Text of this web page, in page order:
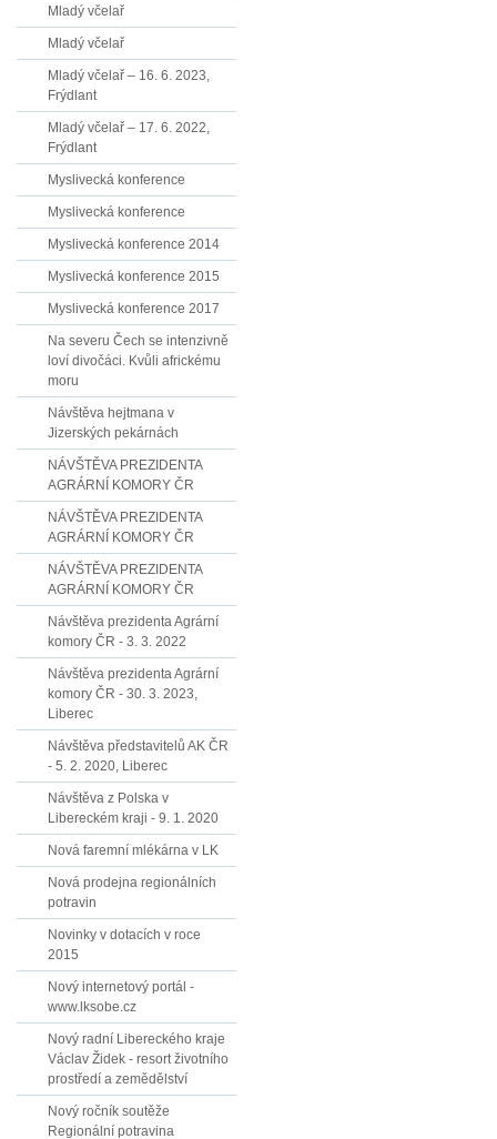
Mladý včelař
Mladý včelař
Mladý včelař – 16. 6. 2023,
Frýdlant
Mladý včelař – 17. 6. 2022,
Frýdlant
Myslivecká konference
Myslivecká konference
Myslivecká konference 2014
Myslivecká konference 2015
Myslivecká konference 2017
Na severu Čech se intenzivně
loví divočáci. Kvůli africkému
moru
Návštěva hejtmana v
Jizerských pekárnách
NÁVŠTĚVA PREZIDENTA
AGRÁRNÍ KOMORY ČR
NÁVŠTĚVA PREZIDENTA
AGRÁRNÍ KOMORY ČR
NÁVŠTĚVA PREZIDENTA
AGRÁRNÍ KOMORY ČR
Návštěva prezidenta Agrární
komory ČR - 3. 3. 2022
Návštěva prezidenta Agrární
komory ČR - 30. 3. 2023,
Liberec
Návštěva představitelů AK ČR
- 5. 2. 2020, Liberec
Návštěva z Polska v
Libereckém kraji - 9. 1. 2020
Nová faremní mlékárna v LK
Nová prodejna regionálních
potravin
Novinky v dotacích v roce
2015
Nový internetový portál -
www.lksobe.cz
Nový radní Libereckého kraje
Václav Židek - resort životního
prostředí a zemědělství
Nový ročník soutěže
Regionální potravina